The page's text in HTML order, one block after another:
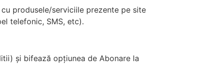
produsele/serviciile prezente pe site
telefonic, SMS, etc).
și bifează opțiunea de Abonare la